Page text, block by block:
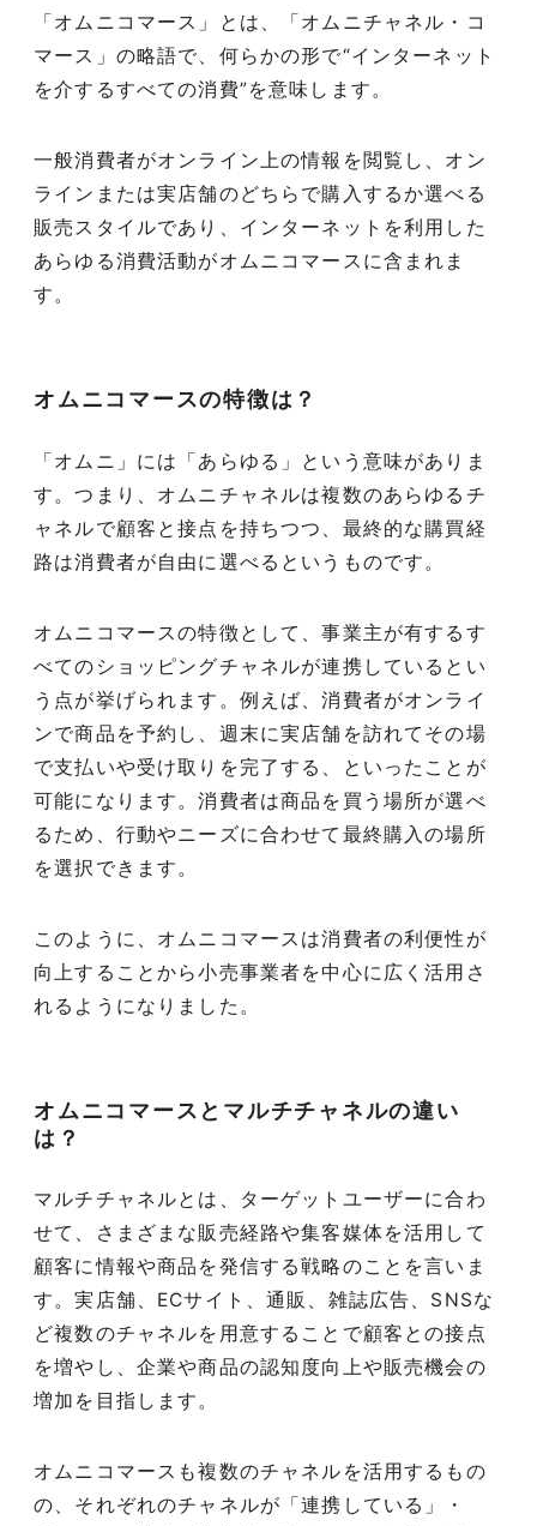
「オムニコマース」とは、「オムニチャネル・コ
マース」の略語で、何らかの形で“インターネット
を介するすべての消費”を意味します。
一般消費者がオンライン上の情報を閲覧し、オン
ラインまたは実店舗のどちらで購入するか選べる
販売スタイルであり、インターネットを利用した
あらゆる消費活動がオムニコマースに含まれま
す。
オムニコマースの特徴は？
「オムニ」には「あらゆる」という意味がありま
す。つまり、オムニチャネルは複数のあらゆるチ
ャネルで顧客と接点を持ちつつ、最終的な購買経
路は消費者が自由に選べるというものです。
オムニコマースの特徴として、事業主が有するす
べてのショッピングチャネルが連携しているとい
う点が挙げられます。例えば、消費者がオンライ
ンで商品を予約し、週末に実店舗を訪れてその場
で支払いや受け取りを完了する、といったことが
可能になります。消費者は商品を買う場所が選べ
るため、行動やニーズに合わせて最終購入の場所
を選択できます。
このように、オムニコマースは消費者の利便性が
向上することから小売事業者を中心に広く活用さ
れるようになりました。
オムニコマースとマルチチャネルの違い
は？
マルチチャネルとは、ターゲットユーザーに合わ
せて、さまざまな販売経路や集客媒体を活用して
顧客に情報や商品を発信する戦略のことを言いま
す。実店舗、ECサイト、通販、雑誌広告、SNSな
ど複数のチャネルを用意することで顧客との接点
を増やし、企業や商品の認知度向上や販売機会の
増加を目指します。
オムニコマースも複数のチャネルを活用するもの
の、それぞれのチャネルが「連携している」・